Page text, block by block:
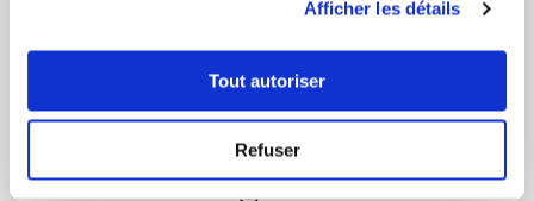
Afficher les détails
Tout autoriser
Refuser
Ma Brioche